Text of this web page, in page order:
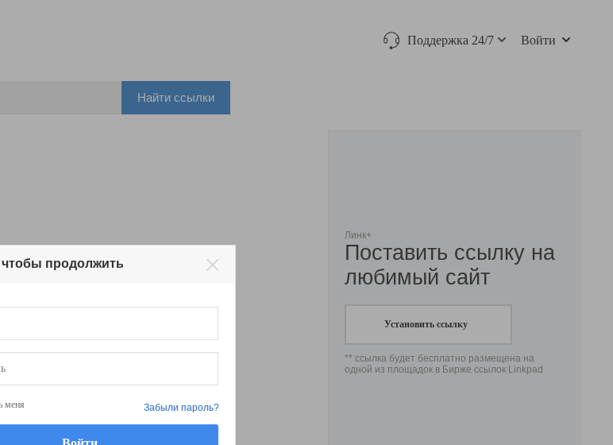
Поддержка 24/7 Войти
Найти ссылки
Линк+
Поставить ссылку на
любимый сайт
Установить ссылку
** ссылка будет бесплатно размещена на
одной из площадок в Бирже ссылок Linkpad
чтобы продолжить
меня Забыли пароль?